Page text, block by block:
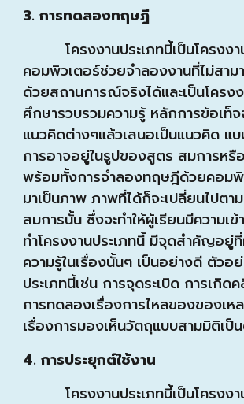
3. การทดลองทฤษฎี
โครงงานประเภทนี้เป็นโครงงา
คอมพิวเตอร์ช่วยจำลองงานที่ไม่สา
ด้วยสถานการณ์จริงได้และเป็นโครง
ศึกษารวบรวมความรู้ หลักการข้อเท็
แนวคิดต่างๆแล้วเสนอเป็นแนวคิด แ
การอาจอยู่ในรูปของสูตร สมการหรื
พร้อมทั้งการจำลองทฤษฎีด้วยคอม
มาเป็นภาพ ภาพที่ได้ก็จะเปลี่ยนไปตา
สมการนั้น ซึ่งจะทำให้ผู้เรียนมีความเ
ทำโครงงานประเภทนี้ มีจุดสำคัญอยู่
ความรู้ในเรื่องนั้นๆ เป็นอย่างดี ตัวอ
ประเภทนี้เช่น การจุดระเบิด การเกิ
การทดลองเรื่องการไหลของของเ
เรื่องการมองเห็นวัตถุแบบสามมิติเป็
4. การประยุกต์ใช้งาน
โครงงานประเภทนี้เป็นโครงง